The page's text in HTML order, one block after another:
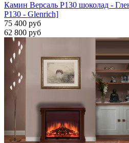
Камин Версаль P130 шоколад -
P130 - Glenrich]
75 400 руб
62 800 руб